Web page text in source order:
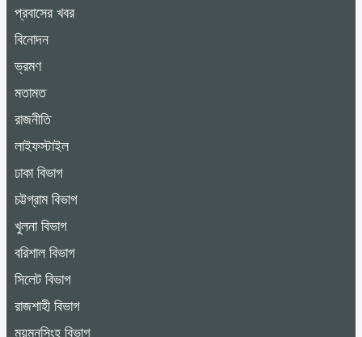
প্রবাসের খবর
বিনোদন
ভ্রমণ
মতামত
রাজনীতি
লাইফস্টাইল
ঢাকা বিভাগ
চট্টগ্রাম বিভাগ
খুলনা বিভাগ
বরিশাল বিভাগ
সিলেট বিভাগ
রাজশাহী বিভাগ
ময়মনসিংহ বিভাগ